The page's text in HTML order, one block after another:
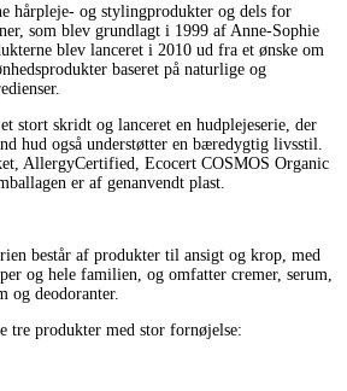
hårpleje- og stylingprodukter og dels for
som blev grundlagt i 1999 af Anne-Sophie
blev lanceret i 2010 ud fra et ønske om
baseret på naturlige og
stort skridt og lanceret en hudplejeserie, der
hud også understøtter en bæredygtig livsstil.
AllergyCertified, Ecocert COSMOS Organic
er af genanvendt plast.
består af produkter til ansigt og krop, med
og hele familien, og omfatter cremer, serum,
og deodoranter.
tre produkter med stor fornøjelse: